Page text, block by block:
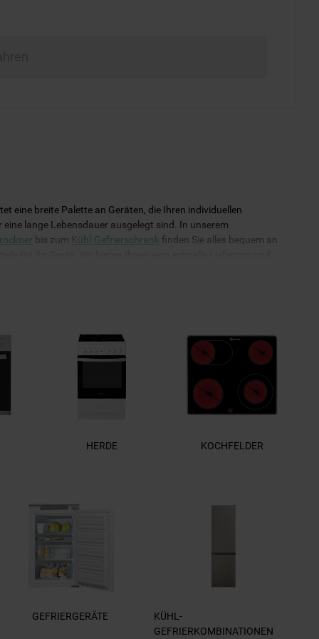
eine breite Palette an Geräten, die Ihren individuellen
lange Lebensdauer ausgelegt sind. In unserem
bis zum Kühl-Gefrierschrank finden Sie alles bequem an
für Ihr Gerät. Wir bieten Ihnen eine schnelle Lieferung und
funktioniert!
HERDE KOCHFELDER
GEFRIERGERÄTE
KÜHL-
GEFRIERKOMBINATIONEN